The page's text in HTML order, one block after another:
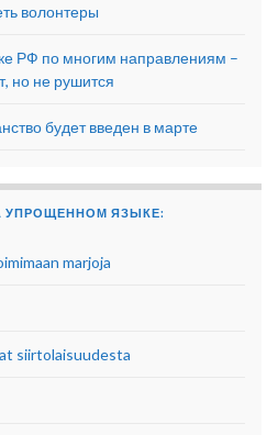
волонтеры
РФ по многим направлениям –
но не рушится
будет введен в марте
УПРОЩЕННОМ ЯЗЫКЕ:
marjoja
siirtolaisuudesta